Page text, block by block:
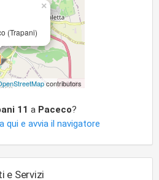
(Trapani)
×
contributors
11 a Paceco?
qui e avvia il navigatore
e Servizi